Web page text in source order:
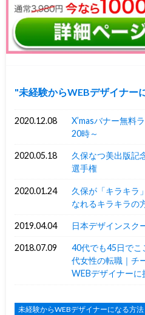
未経験からWEBデザイナー
2020.12.08
X’masバナー無料
20時～
2020.05.18
久保なつ美出版記
選手権
2020.01.24
久保が「キラキラ
なれるキラキラの
2019.04.04 日本デザインスク
2018.07.09
40代でも45日でこ
代女性の転職｜チ
WEBデザイナー
未経験からWEBデザイナーになる方法